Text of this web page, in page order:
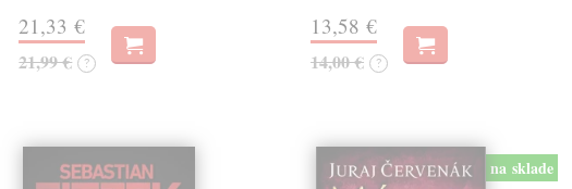
21,33 €
21,99 € ?
13,58 €
14,00 € ?
na sklade